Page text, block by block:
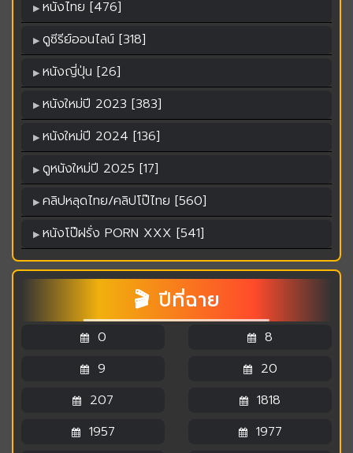
หนังไทย [476]
ดูซีรีย์ออนไลน์ [318]
หนังญี่ปุ่น [26]
หนังใหม่ปี 2023 [383]
หนังใหม่ปี 2024 [136]
ดูหนังใหม่ปี 2025 [17]
คลิปหลุดไทย/คลิปโป๊ไทย [560]
หนังโป๊ฝรั่ง PORN XXX [541]
🎬 ปีที่ฉาย
0
8
9
20
207
1818
1957
1977